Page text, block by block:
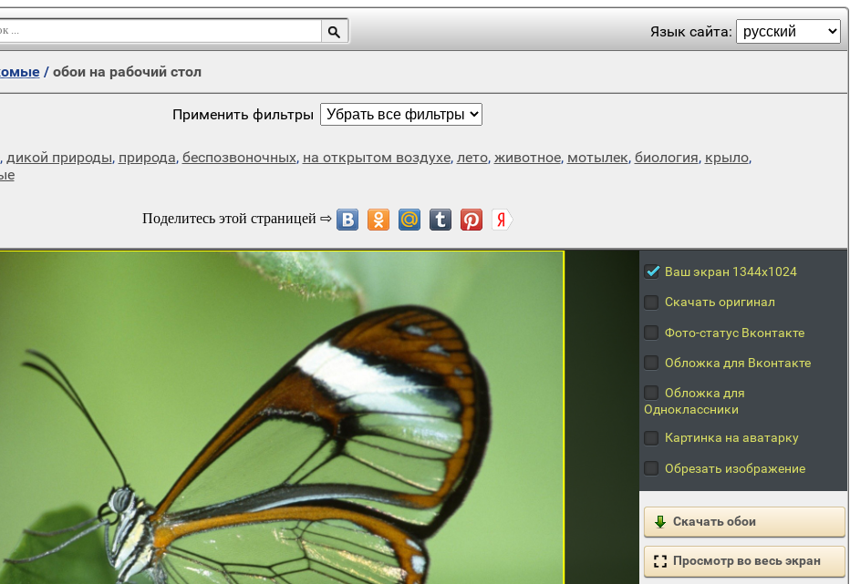
Язык сайта:
/ обои на рабочий стол
Применить фильтры
, дикой природы, природа, беспозвоночных, на открытом воздухе, лето, животное, мотылек, биология, крыло,
Ваш экран 1344x1024
Скачать оригинал
Фото-статус Вконтакте
Обложка для Вконтакте
Обложка для
Одноклассники
Картинка на аватарку
Обрезать изображение
Скачать обои
Просмотр во весь экран